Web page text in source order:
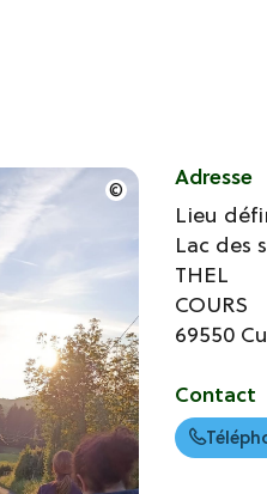
Adresse
Lieu
Lac des
THEL
COURS
69550
Contact